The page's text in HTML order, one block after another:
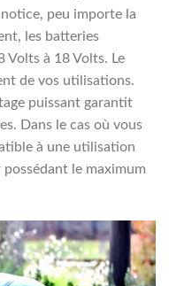
peu importe la
les batteries
Volts à 18 Volts. Le
de vos utilisations.
puissant garantit
Dans le cas où vous
à une utilisation
le maximum